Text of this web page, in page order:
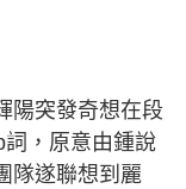
陽突發奇想在段
，原意由鍾說
隊遂聯想到麗